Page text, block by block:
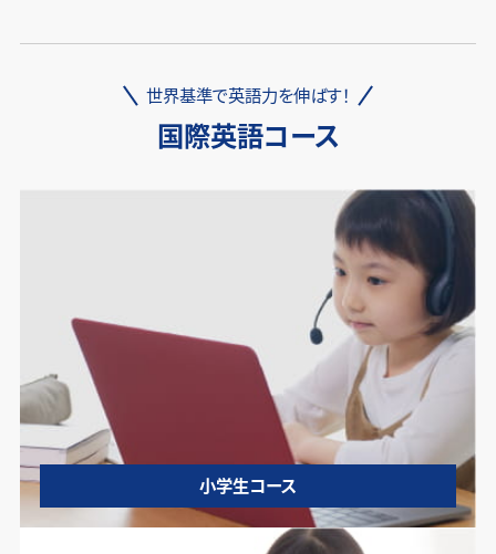
世界基準で英語力を伸ばす！
国際英語コース
小学生コース